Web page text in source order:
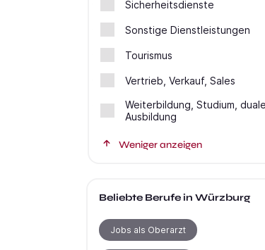
Sicherheitsdienste
Sonstige Dienstleistungen
Tourismus
Vertrieb, Verkauf, Sales
Weiterbildung, Studium, duale
Ausbildung
Weniger anzeigen
Beliebte Berufein Würzburg
Jobs als Oberarzt